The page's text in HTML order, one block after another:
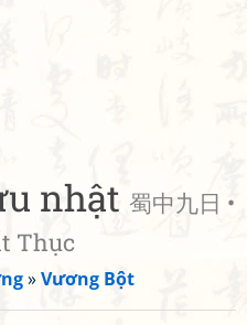
nhật 蜀中九日 •
Thục
»Vương Bột